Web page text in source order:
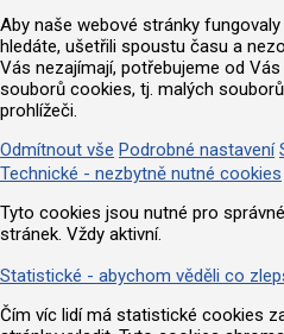
Aby naše webové stránky
hledáte, ušetřili spoustu času a
Vás nezajímají, potřebujeme od
souborů cookies, tj. malých
prohlížeči.
Odmítnout vše Podrobné nastavení
Technické - nezbytně nutné cookies
Tyto cookies jsou nutné pro
stránek. Vždy aktivní.
Statistické - abychom věděli co
Čím víc lidí má statistické cookies